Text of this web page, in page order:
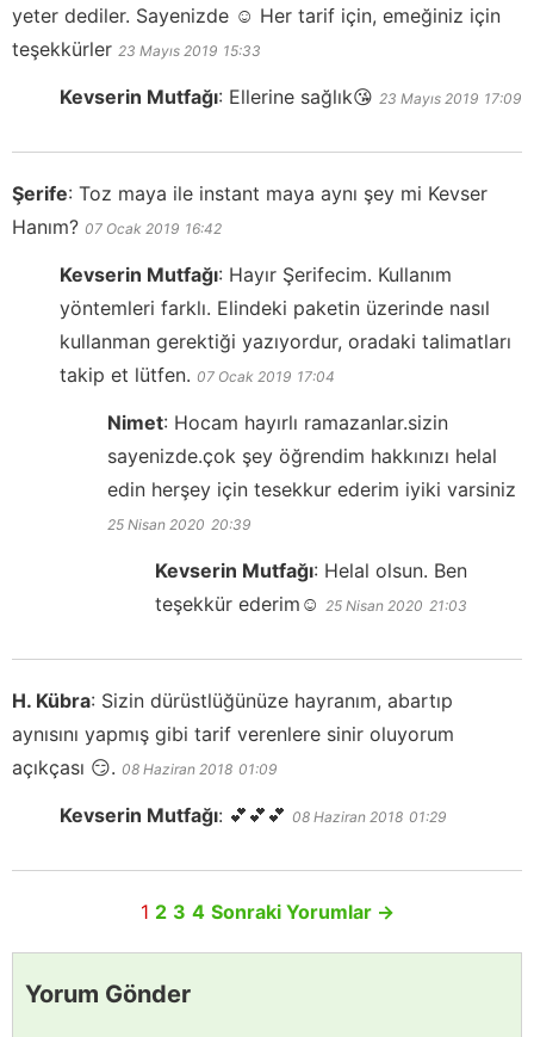
yeter dediler. Sayenizde ☺️ Her tarif için, emeğiniz için
teşekkürler 23 Mayıs 2019 15:33
Kevserin Mutfağı: Ellerine sağlık😘 23 Mayıs 2019 17:09
Şerife: Toz maya ile instant maya aynı şey mi Kevser
Hanım? 07 Ocak 2019 16:42
Kevserin Mutfağı: Hayır Şerifecim. Kullanım
yöntemleri farklı. Elindeki paketin üzerinde nasıl
kullanman gerektiği yazıyordur, oradaki talimatları
takip et lütfen. 07 Ocak 2019 17:04
Nimet: Hocam hayırlı ramazanlar.sizin
sayenizde.çok şey öğrendim hakkınızı helal
edin herşey için tesekkur ederim iyiki varsiniz
25 Nisan 2020 20:39
Kevserin Mutfağı: Helal olsun. Ben
teşekkür ederim☺️ 25 Nisan 2020 21:03
H. Kübra: Sizin dürüstlüğünüze hayranım, abartıp
aynısını yapmış gibi tarif verenlere sinir oluyorum
açıkçası 😏. 08 Haziran 2018 01:09
Kevserin Mutfağı: 💕💕💕 08 Haziran 2018 01:29
1 2 3 4 Sonraki Yorumlar →
Yorum Gönder